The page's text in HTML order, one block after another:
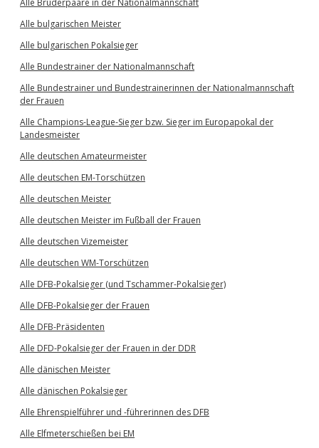
Alle Brüderpaare in der Nationalmannschaft
Alle bulgarischen Meister
Alle bulgarischen Pokalsieger
Alle Bundestrainer der Nationalmannschaft
Alle Bundestrainer und Bundestrainerinnen der Nationalmannschaft
der Frauen
Alle Champions-League-Sieger bzw. Sieger im Europapokal der
Landesmeister
Alle deutschen Amateurmeister
Alle deutschen EM-Torschützen
Alle deutschen Meister
Alle deutschen Meister im Fußball der Frauen
Alle deutschen Vizemeister
Alle deutschen WM-Torschützen
Alle DFB-Pokalsieger (und Tschammer-Pokalsieger)
Alle DFB-Pokalsieger der Frauen
Alle DFB-Präsidenten
Alle DFD-Pokalsieger der Frauen in der DDR
Alle dänischen Meister
Alle dänischen Pokalsieger
Alle Ehrenspielführer und -führerinnen des DFB
Alle Elfmeterschießen bei EM